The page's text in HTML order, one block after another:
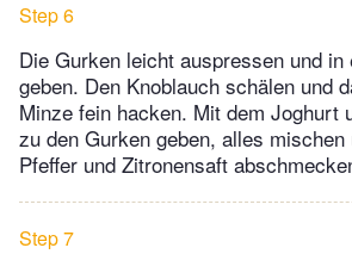
Step 6
Die Gurken leicht auspressen und in
geben. Den Knoblauch schälen und
Minze fein hacken. Mit dem Joghurt
zu den Gurken geben, alles
Pfeffer und Zitronensaft
Step 7